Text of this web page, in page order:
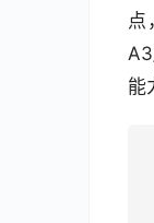
点
能